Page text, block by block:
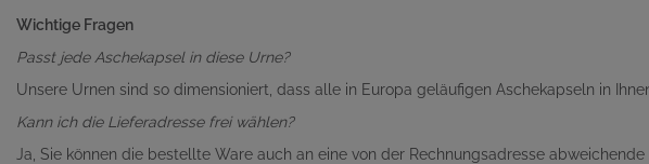
Wichtige Fragen
Passt jede Aschekapsel in diese Urne?
Unsere Urnen sind so dimensioniert, dass alle in Europa geläufigen Aschekapseln in
Kann ich die Lieferadresse frei wählen?
Ja, Sie können die bestellte Ware auch an eine von der Rechnungsadresse